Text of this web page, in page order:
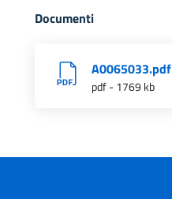
Documenti
A0065033.pdf
pdf - 1769 kb